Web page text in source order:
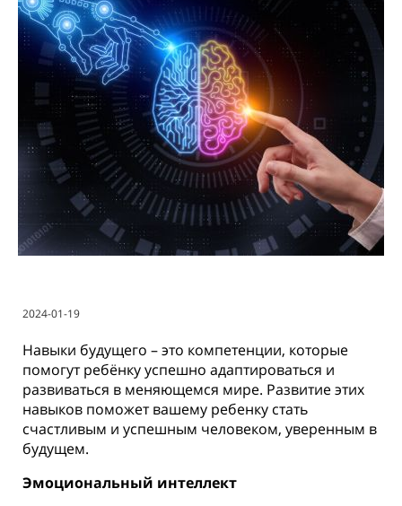
2024-01-19
Навыки будущего – это компетенции, которые
помогут ребёнку успешно адаптироваться и
развиваться в меняющемся мире. Развитие этих
навыков поможет вашему ребенку стать
счастливым и успешным человеком, уверенным в
будущем.
Эмоциональный интеллект